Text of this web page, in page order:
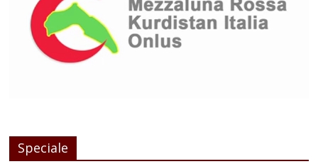
Speciale